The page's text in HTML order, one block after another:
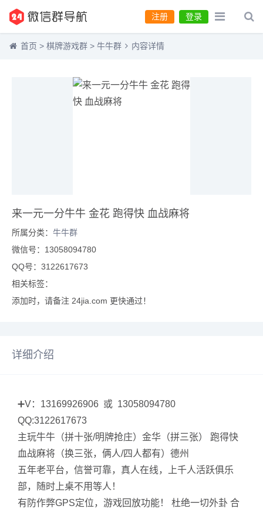
登录
注册
首页 > 棋牌游戏群 > 牛牛群 内容详情
来一元一分牛牛 金花 跑得快 血战麻将
所属分类： 牛牛群
微信号：13058094780
QQ号：3122617673
相关标签：
添加时，请备注 24jia.com 更快通过！
详细介绍
➕V：13169926906 或 13058094780
QQ:3122617673
主玩牛牛（拼十张/明牌抢庄）金华（拼三张） 跑得快
血战麻将（换三张，俩人/四人都有）德州
五年老平台，信誉可靠，真人在线，上千人活跃俱乐
部，随时上桌不用等人！
有防作弊GPS定位，游戏回放功能！ 杜绝一切外卦 合